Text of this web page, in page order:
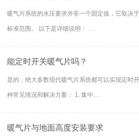
暖气片系统的水压要求并非一个固定值，它取决
标准范围。 以下是详细说明： …
能定时开关暖气片吗？
是的，绝大多数现代暖气片系统都可以实现定时
种常见情况和解决方案： 1. 集中…
暖气片与地面高度安装要求